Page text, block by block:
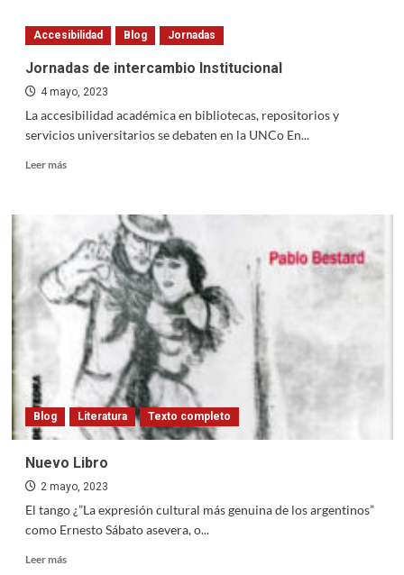
número
de
revista
Merope
Accesibilidad Blog Jornadas
Jornadas de intercambio Institucional
4 mayo, 2023
La accesibilidad académica en bibliotecas, repositorios y
servicios universitarios se debaten en la UNCo En...
Leer másRead
intercambio
Institucional
Blog Literatura Texto completo
Nuevo Libro
2 mayo, 2023
El tango ¿”La expresión cultural más genuina de los argentinos”
como Ernesto Sábato asevera, o...
Leer másRead